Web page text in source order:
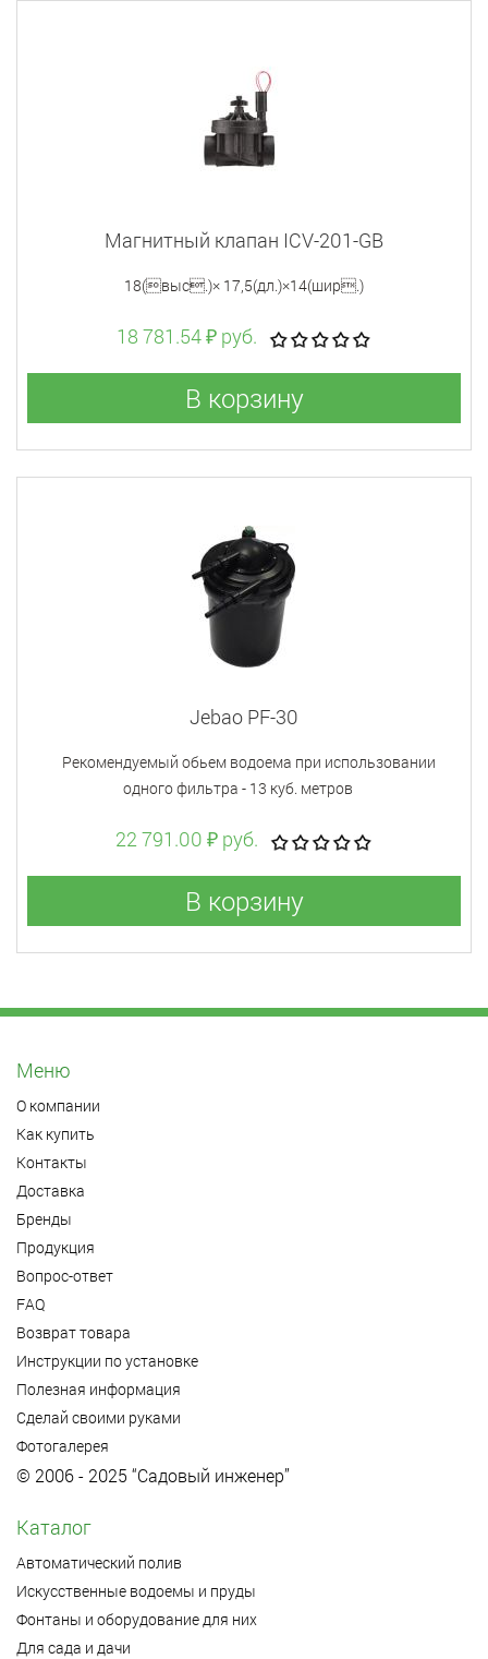
Магнитный клапан ICV-201-GB
18(выс.)× 17,5(дл.)×14(шир.)
18 781.54 ₽ руб.
В корзину
Jebao PF-30
Рекомендуемый обьем водоема при использовании
одного фильтра - 13 куб. метров
22 791.00 ₽ руб.
В корзину
Меню
О компании
Как купить
Контакты
Доставка
Бренды
Продукция
Вопрос-ответ
FAQ
Возврат товара
Инструкции по установке
Полезная информация
Сделай своими руками
Фотогалерея
© 2006 - 2025 “Садовый инженер”
Каталог
Автоматический полив
Искусственные водоемы и пруды
Фонтаны и оборудование для них
Для сада и дачи